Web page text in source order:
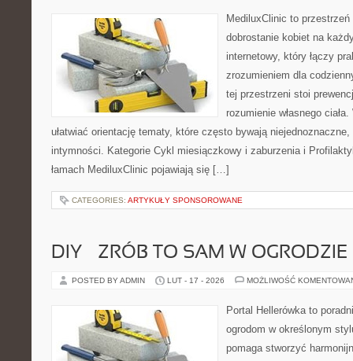
MediluxClinic to
dobrostanie kobiet na
internetowy, który łączy
zrozumieniem dla
tej przestrzeni stoi
rozumienie własnego
ułatwiać orientację tematy, które często bywają
intymności. Kategorie Cykl miesiączkowy i zaburzenia i
łamach MediluxClinic pojawiają się […]
CATEGORIES: ARTYKUŁY SPONSOROWANE
DIY – ZRÓB TO SAM W OGRODZIE
POSTED BY ADMIN LUT - 17 - 2026 MOŻLIWOŚĆ
Portal Hellerówka to
ogrodom w określonym
pomaga stworzyć